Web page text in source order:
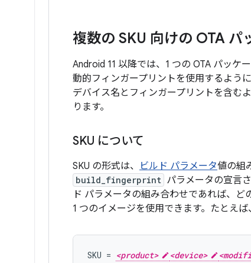
複数の SKU 向けの OTA パ
Android 11 以降では、1 つの OTA パッケ
動的フィンガープリントを使用するよう
デバイス名とフィンガープリントを含む
ります。
SKU について
SKU の形式は、 ビルド パラメータ値の組
build_fingerprint パラメータの宣言
ド パラメータの組み合わせであれば、ど
1 つのイメージを使用できます。たとえ
SKU = <product> <device>